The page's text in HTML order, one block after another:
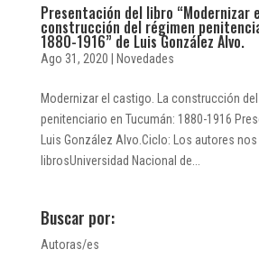
Presentación del libro “Modernizar
construcción del régimen
1880-1916” de Luis González Alvo.
Ago 31, 2020 Novedades
Modernizar el castigo. La construcción
penitenciario en Tucumán: 1880-1916
Luis González Alvo.Ciclo: Los autores
librosUniversidad Nacional de...
Buscar por:
Autoras/es